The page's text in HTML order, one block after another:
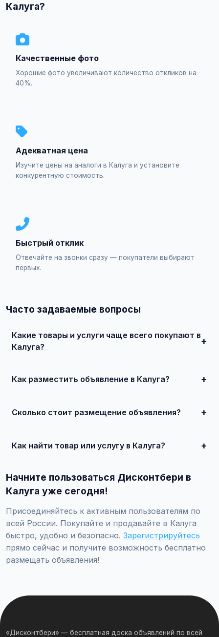
Калуга?
Качественные фото
Хорошие фото увеличивают количество откликов на
40%.
Адекватная цена
Изучите цены на аналоги в Калуга и установите
конкурентную стоимость.
Быстрый отклик
Отвечайте на звонки сразу — покупатели выбирают
первых.
Часто задаваемые вопросы
Какие товары и услуги чаще всего покупают в
Калуга?
также товары для дома и семьи.
Как разместить объявление в Калуга?
заполните форму и опубликуйте. Первые 10 объявлений
Сколько стоит размещение объявления?
продвижение от 500 ₽ в месяц.
Как найти товар или услугу в Калуга?
другим параметрам.
Начните пользоваться Дисконтбери в
Калуга уже сегодня!
Присоединяйтесь к активным пользователям по
всей России. Покупайте и продавайте в Калуга
быстро, удобно и безопасно. Зарегистрируйтесь
прямо сейчас и получите возможность бесплатно
размещать объявления!
«Дисконтбери» — бесплатная доска объявлений по всей